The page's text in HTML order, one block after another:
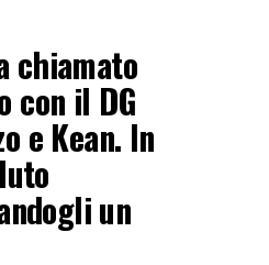
chiamato
con il DG
e Kean. In
un